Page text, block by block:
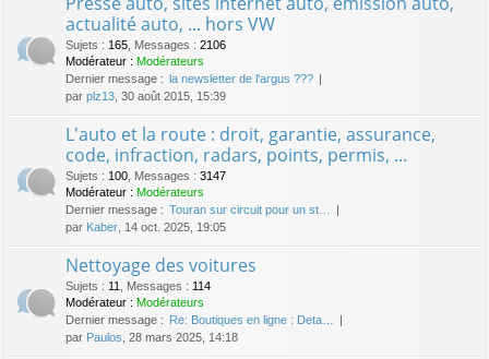
actualité auto, ... hors VW
Sujets : 165 Messages : 2106
Modérateur : Modérateurs
Dernier message : la newsletter de l'argus ???
par plz13 , 30 août 2015, 15:39
L'auto et la route : droit, garantie, assurance,
code, infraction, radars, points, permis, ...
Sujets : 100 Messages : 3147
Modérateur : Modérateurs
Dernier message : Touran sur circuit pour un st…
par Kaber , 14 oct. 2025, 19:05
Nettoyage des voitures
Sujets : 11 Messages : 114
Modérateur : Modérateurs
Dernier message : Re: Boutiques en ligne : Deta…
par Paulos , 28 mars 2025, 14:18